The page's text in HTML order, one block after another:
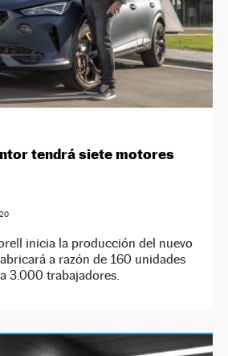
tendrá siete motores
inicia la producción del nuevo
a razón de 160 unidades
3.000 trabajadores.